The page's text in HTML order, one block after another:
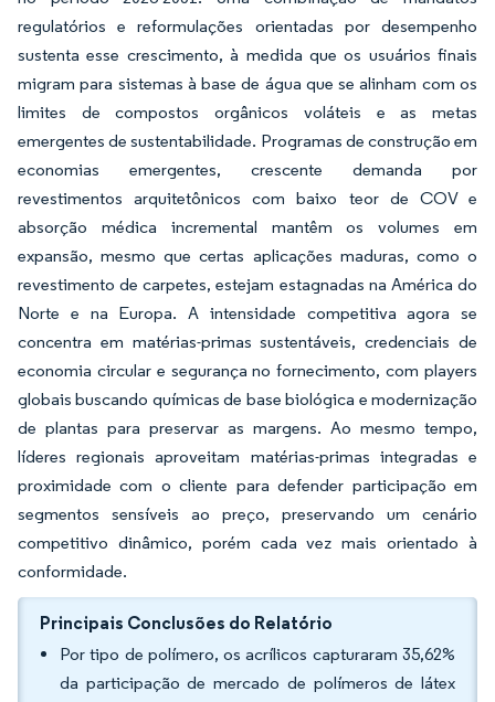
regulatórios e reformulações orientadas por desempenho
sustenta esse crescimento, à medida que os usuários finais
migram para sistemas à base de água que se alinham com os
limites de compostos orgânicos voláteis e as metas
emergentes de sustentabilidade. Programas de construção em
economias emergentes, crescente demanda por
revestimentos arquitetônicos com baixo teor de COV e
absorção médica incremental mantêm os volumes em
expansão, mesmo que certas aplicações maduras, como o
revestimento de carpetes, estejam estagnadas na América do
Norte e na Europa. A intensidade competitiva agora se
concentra em matérias-primas sustentáveis, credenciais de
economia circular e segurança no fornecimento, com players
globais buscando químicas de base biológica e modernização
de plantas para preservar as margens. Ao mesmo tempo,
líderes regionais aproveitam matérias-primas integradas e
proximidade com o cliente para defender participação em
segmentos sensíveis ao preço, preservando um cenário
competitivo dinâmico, porém cada vez mais orientado à
conformidade.
Principais Conclusões do Relatório
Por tipo de polímero, os acrílicos capturaram 35,62%
da participação de mercado de polímeros de látex